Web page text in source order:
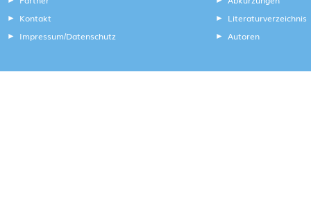
Kontakt
Impressum/Datenschutz
Literaturverzeichnis
Autoren